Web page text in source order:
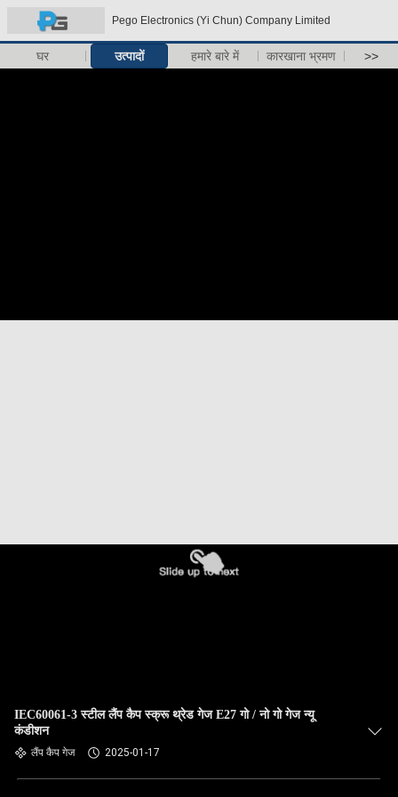
Pego Electronics (Yi Chun) Company Limited
घर उत्पादों हमारे बारे में कारखाना भ्रमण >>
IEC60061-3 स्टील लैंप कैप स्क्रू थ्रेड गेज E27 गो / नो गो गेज न्यू
कंडीशन
लैंप कैप गेज 2025-01-17